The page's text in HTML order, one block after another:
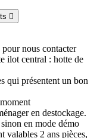

nous contacter
ilot central : hotte de
qui présentent un bon
en destockage.
en mode démo
valables 2 ans pièces,